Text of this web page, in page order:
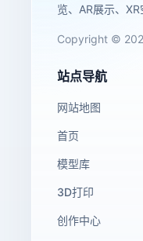
览、AR展示、XR
Copyright ©
站点导航
网站地图
首页
模型库
3D打印
创作中心